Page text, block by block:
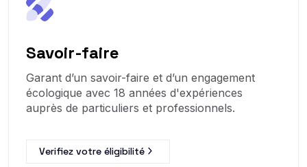
Savoir-faire
Garant d’un savoir-faire et d’un engagement
écologique avec 18 années d'expériences
auprès de particuliers et professionnels.
Verifiez votre éligibilité